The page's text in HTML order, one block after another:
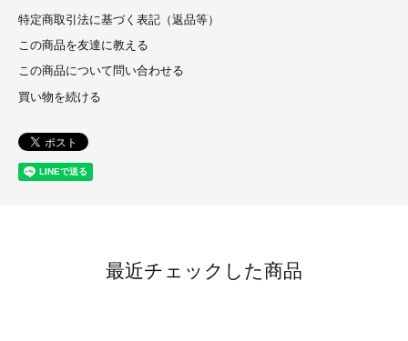
特定商取引法に基づく表記（返品等）
この商品を友達に教える
この商品について問い合わせる
買い物を続ける
最近チェックした商品